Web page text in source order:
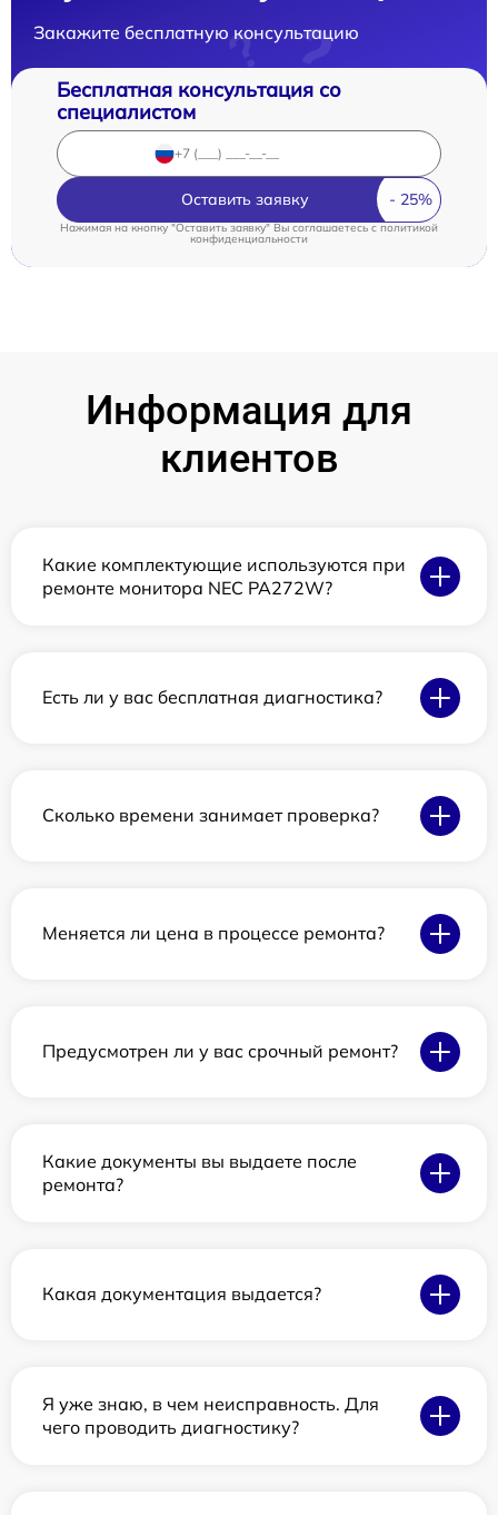
Закажите бесплатную консультацию
Бесплатная консультация со
специалистом
Оставить заявку
Нажимая на кнопку "Оставить заявку" Вы соглашаетесь cполитикой
конфиденциальности
Информация для
клиентов
Какие комплектующие используются при
ремонте монитора NEC PA272W?
Есть ли у вас бесплатная диагностика?
Сколько времени занимает проверка?
Меняется ли цена в процессе ремонта?
Предусмотрен ли у вас срочный ремонт?
Какие документы вы выдаете после
ремонта?
Какая документация выдается?
Я уже знаю, в чем неисправность. Для
чего проводить диагностику?